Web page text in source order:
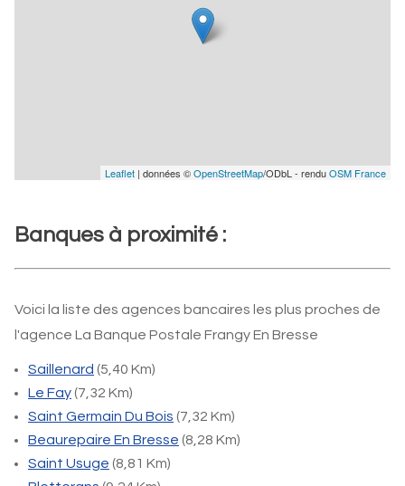
Leaflet | données ©OpenStreetMap/ODbL - renduOSM France
Banques à proximité :
Voici la liste des agences bancaires les plus proches de
l'agence La Banque Postale Frangy En Bresse
Saillenard (5,40 Km)
Le Fay(7,32 Km)
Saint Germain Du Bois (7,32 Km)
Beaurepaire En Bresse (8,28 Km)
Saint Usuge (8,81 Km)